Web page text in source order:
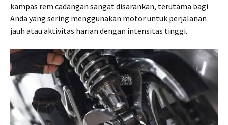
kampas rem cadangan sangat disarankan, terutama bagi
Anda yang sering menggunakan motor untuk perjalanan
jauh atau aktivitas harian dengan intensitas tinggi.